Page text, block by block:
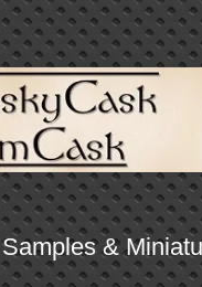
Samples &